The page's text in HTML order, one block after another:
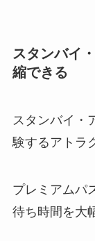
スタンバイ
縮できる
スタンバイ・
験するアトラ
プレミアムパ
待ち時間を大